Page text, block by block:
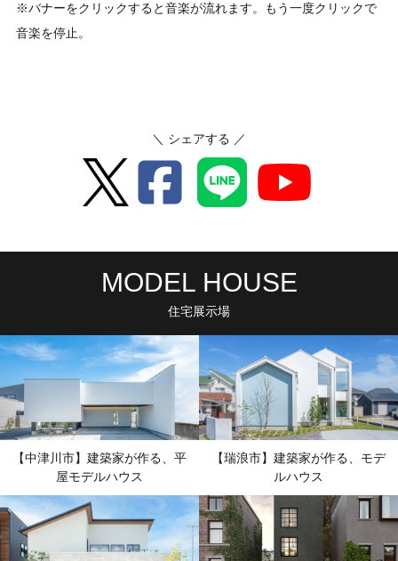
※バナーをクリックすると音楽が流れます。もう一度クリックで
音楽を停止。
＼ シェアする ／